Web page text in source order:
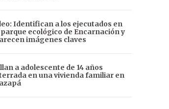
Identifican a los ejecutados en
ecológico de Encarnación y
imágenes claves
a adolescente de 14 años
en una vivienda familiar en